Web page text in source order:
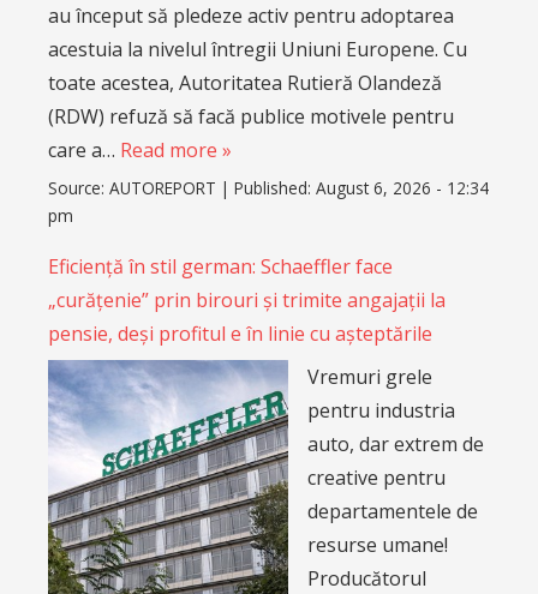
au început să pledeze activ pentru adoptarea
acestuia la nivelul întregii Uniuni Europene. Cu
toate acestea, Autoritatea Rutieră Olandeză
(RDW) refuză să facă publice motivele pentru
care a… Read more »
Source: AUTOREPORT | Published: August 6, 2026 - 12:34
pm
Eficiență în stil german: Schaeffler face
„curățenie” prin birouri și trimite angajații la
pensie, deși profitul e în linie cu așteptările
Vremuri grele
pentru industria
auto, dar extrem de
creative pentru
departamentele de
resurse umane!
Producătorul